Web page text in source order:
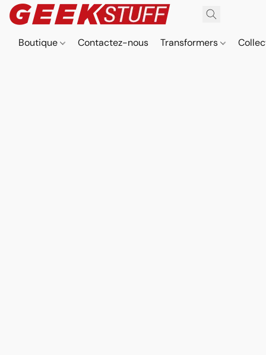
Boutique Contactez-nous Transformers